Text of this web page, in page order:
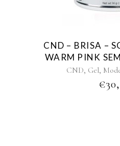
CND – BRISA –
WARM PINK
CND, Gel,
€